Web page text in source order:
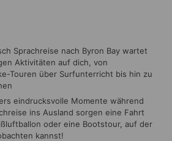
Sprachreise nach Byron Bay wartet
Aktivitäten auf dich, von
Touren über Surfunterricht bis hin zu
eindrucksvolle Momente während
ins Ausland sorgen eine Fahrt
oder eine Bootstour, auf der
kannst!